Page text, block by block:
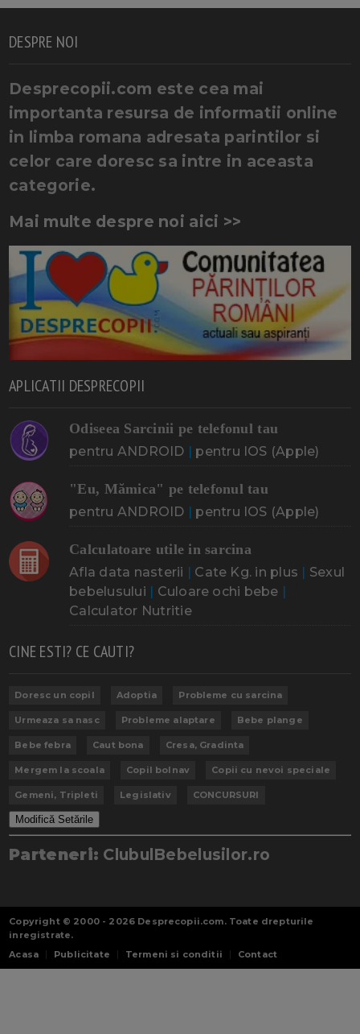
DESPRE NOI
Desprecopii.com este cea mai
importanta resursa de informatii online
in limba romana adresata parintilor si
celor care doresc sa intre in aceasta
categorie.
Mai multe despre noi aici >>
APLICATII DESPRECOPII
Odiseea Sarcinii pe telefonul tau
pentru ANDROID | pentru IOS (Apple)
"Eu, Mămica" pe telefonul tau
pentru ANDROID | pentru IOS (Apple)
Calculatoare utile in sarcina
Afla data nasterii | Cate Kg. in plus | Sexul
bebelusului | Culoare ochi bebe |
Calculator Nutritie
CINE ESTI? CE CAUTI?
Doresc un copil Adoptia Probleme cu sarcina
Urmeaza sa nasc Probleme alaptare Bebe plange
Bebe febra Caut bona Cresa, Gradinta
Mergem la scoala Copil bolnav Copii cu nevoi speciale
Gemeni, Tripleti Legislativ CONCURSURI
Modifică Setările
Parteneri: ClubulBebelusilor.ro
Copyright © 2000 - 2026 Desprecopii.com. Toate drepturile
inregistrate.
Acasa
Publicitate Termeni si conditii Contact